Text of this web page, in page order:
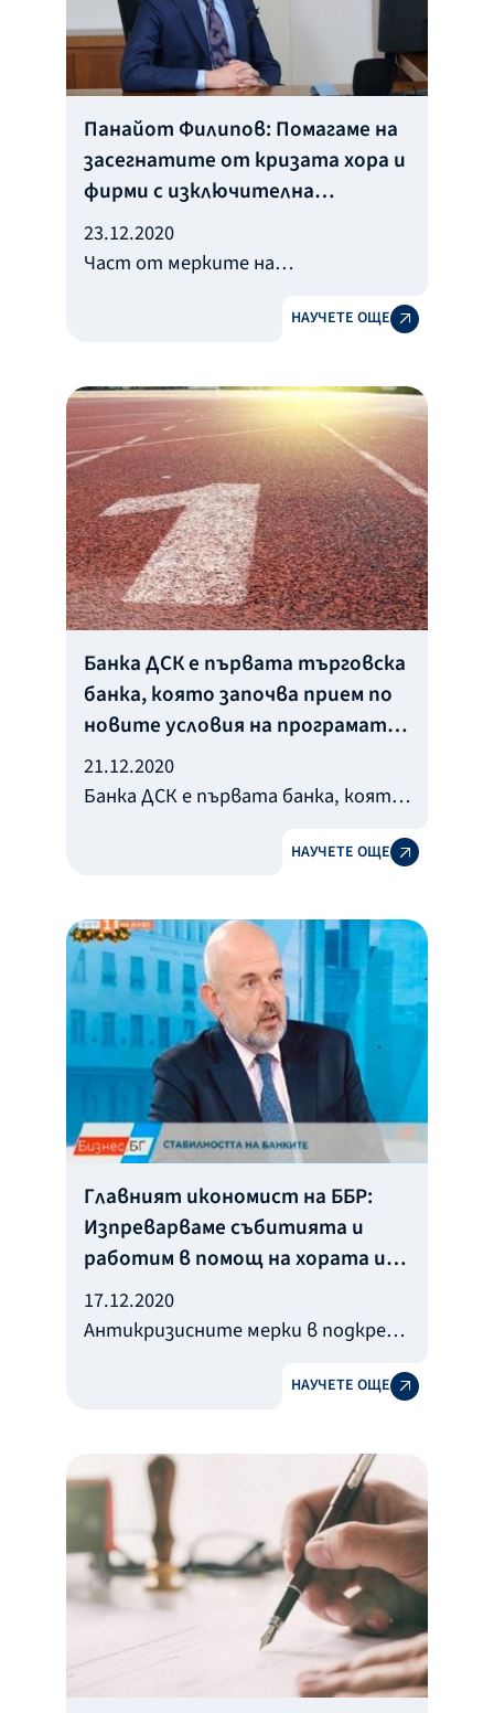
Панайот Филипов: Помагаме на
засегнатите от кризата хора и
фирми с изключителна
отговорност
23.12.2020
Част от мерките на
гражданите и фирмите,
заради Covid-19, се реализират
чрез Българската банка за
развитие.
НАУЧЕТЕ ОЩЕ
Банка ДСК е първата търговска
банка, която започва прием по
новите условия на програмата
за физически лица
21.12.2020
Банка ДСК е първата банка, която
приема заявления по новите
безлихвено кредитиране на
физически лица.
НАУЧЕТЕ ОЩЕ
Главният икономист на ББР:
Изпреварваме събитията и
работим в помощ на хората и
бизнеса
17.12.2020
Антикризисните мерки в подкрепа
хора и фирми са адаптирани към
ефира на БНТ, в предаването
"Бизнес.БГ", главният икономист
на Българската банка за развитие
Илия Лингорски.
НАУЧЕТЕ ОЩЕ